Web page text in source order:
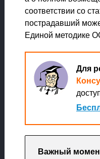
соответствии со
пострадавший
Единой методике
Для
Важный